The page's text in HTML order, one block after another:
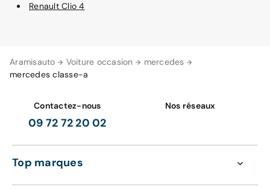
Aramisauto Voiture occasion
mercedes
mercedes classe-a
Renault Clio 4
Contactez-nous
09 72 72 20 02
Nos réseaux
Top marques